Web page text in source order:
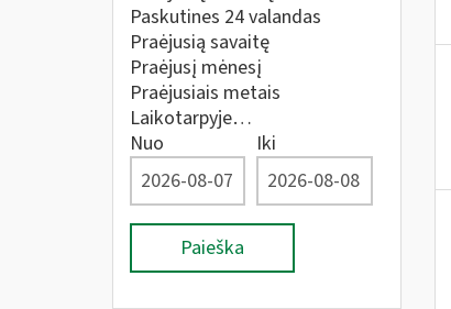
Paskutines 24 valandas
Praėjusią savaitę
Praėjusį mėnesį
Praėjusiais metais
Laikotarpyje…
Nuo
Iki
Paieška